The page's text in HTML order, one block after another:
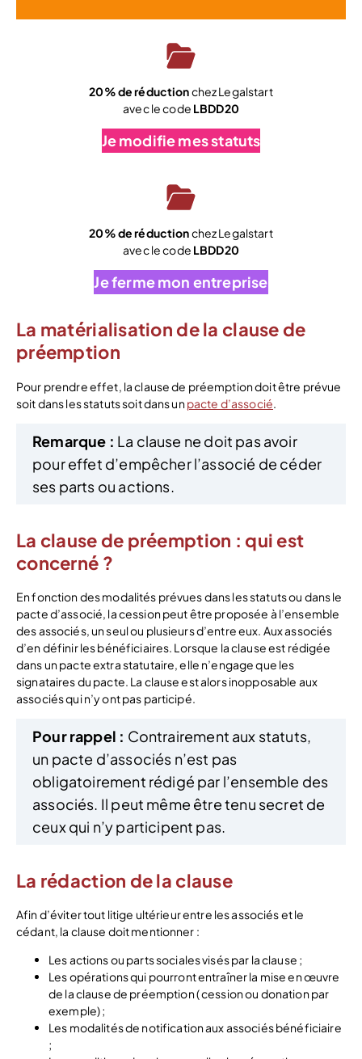
20% de réductionchez Legalstart
avec le code LBDD20
Je modifie mes statuts
20% de réductionchez Legalstart
avec le code LBDD20
Je ferme mon entreprise
La matérialisation de la clause de
préemption
Pour prendre effet, la clause de préemption doit être prévue
soit dans les statuts soit dans unpacte d’associé
Remarque : La clause ne doit pas avoir
pour effet d’empêcher l’associé de céder
ses parts ou actions.
La clause de préemption : qui est
concerné ?
En fonction des modalités prévues dans les statuts ou dans le
pacte d’associé, la cession peut être proposée à l’ensemble
des associés, un seul ou plusieurs d’entre eux. Aux associés
d’en définir les bénéficiaires. Lorsque la clause est rédigée
dans un pacte extra statutaire, elle n’engage que les
signataires du pacte. La clause est alors inopposable aux
associés qui n’y ont pas participé.
Pour rappel : Contrairement aux statuts,
un pacte d’associés n’est pas
obligatoirement rédigé par l’ensemble des
associés. Il peut même être tenu secret de
ceux qui n’y participent pas.
La rédaction de la clause
Afin d’éviter tout litige ultérieur entre les associés et le
cédant, la clause doit mentionner :
Les actions ou parts sociales visés par la clause ;
Les opérations qui pourront entraîner la mise en œuvre
de la clause de préemption ( cession ou donation par
exemple) ;
Les modalités de notification aux associés bénéficiaire
;